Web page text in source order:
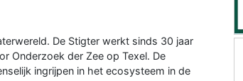
De Stigter werkt sinds 30 jaar
Onderzoek der Zee op Texel. De
ingrijpen in het ecosysteem in de